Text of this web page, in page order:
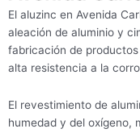
El aluzinc en Avenida
aleación de aluminio y
fabricación de
alta resistencia a la
El revestimiento de
humedad y del oxígeno,